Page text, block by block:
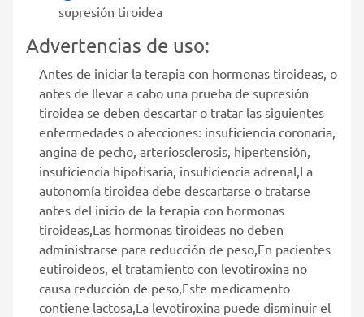
supresión tiroidea
Advertencias de uso:
Antes de iniciar la terapia con hormonas tiroideas, o
antes de llevar a cabo una prueba de supresión
tiroidea se deben descartar o tratar las siguientes
enfermedades o afecciones: insuficiencia coronaria,
angina de pecho, arteriosclerosis, hipertensión,
insuficiencia hipofisaria, insuficiencia adrenal,La
autonomía tiroidea debe descartarse o tratarse
antes del inicio de la terapia con hormonas
tiroideas,Las hormonas tiroideas no deben
administrarse para reducción de peso,En pacientes
eutiroideos, el tratamiento con levotiroxina no
causa reducción de peso,Este medicamento
contiene lactosa,La levotiroxina puede disminuir el